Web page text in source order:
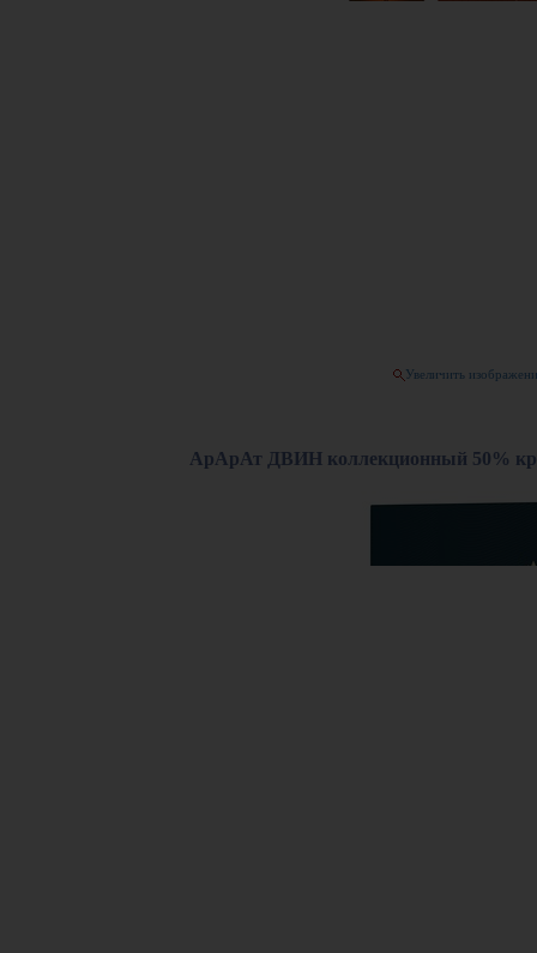
Увеличить
АрАрАт ДВИН коллекционный 50%